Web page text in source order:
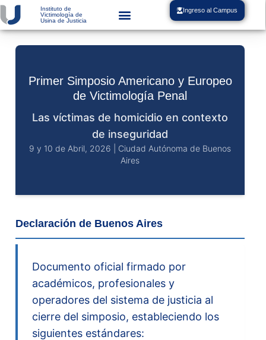
Instituto de
Victimología de
Usina de Justicia
Ingreso al Campus
Primer Simposio Americano y Europeo
de Victimología Penal
Las víctimas de homicidio en contexto
de inseguridad
9 y 10 de Abril, 2026 | Ciudad Autónoma de Buenos
Aires
Declaración de Buenos Aires
Documento oficial firmado por
académicos, profesionales y
operadores del sistema de justicia al
cierre del simposio, estableciendo los
siguientes estándares: